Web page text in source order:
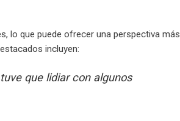
lo que puede ofrecer una perspectiva más
incluyen:
que lidiar con algunos